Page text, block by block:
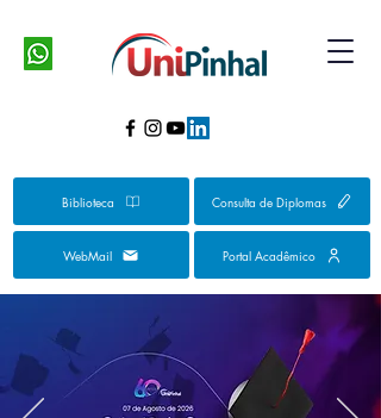
Biblioteca Consulta de Diplomas
WebMail Portal Acadêmico